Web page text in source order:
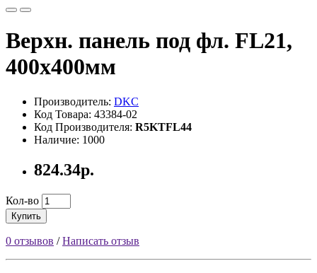
Верхн. панель под фл. FL21,
400x400мм
Производитель: DKC
Код Товара: 43384-02
Код Производителя: R5KTFL44
Наличие: 1000
824.34р.
Кол-во
Купить
0 отзывов /Написать отзыв